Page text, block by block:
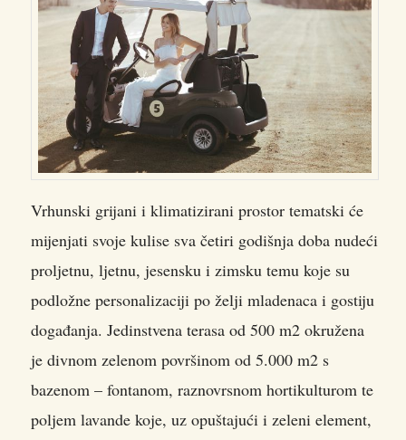
Vrhunski grijani i klimatizirani prostor tematski će
mijenjati svoje kulise sva četiri godišnja doba nudeći
proljetnu, ljetnu, jesensku i zimsku temu koje su
podložne personalizaciji po želji mladenaca i gostiju
događanja. Jedinstvena terasa od 500 m2 okružena
je divnom zelenom površinom od 5.000 m2 s
bazenom – fontanom, raznovrsnom hortikulturom te
poljem lavande koje, uz opuštajući i zeleni element,